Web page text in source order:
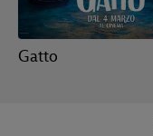
Gatto